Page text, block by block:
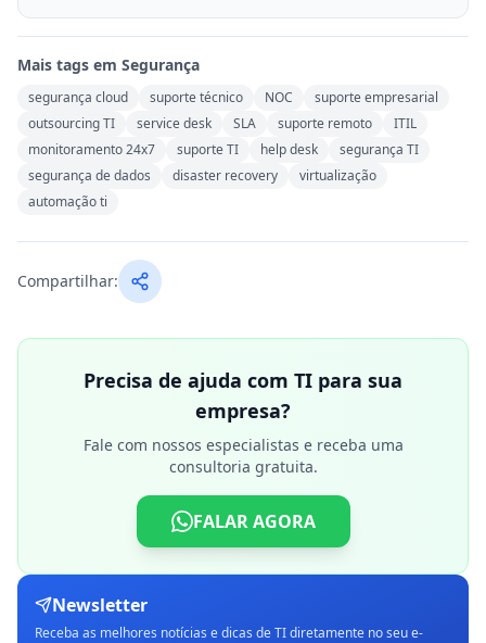
Mais tags em Segurança
segurança cloud suporte técnico NOC
suporte empresarial
outsourcing TI
service desk SLA suporte remoto
ITIL
monitoramento 24x7
suporte TI help desk
segurança TI
segurança de dados
disaster recovery
virtualização
automação ti
Compartilhar:
Precisa de ajuda com TI para sua
empresa?
Fale com nossos especialistas e receba uma
consultoria gratuita.
FALAR AGORA
Newsletter
Receba as melhores notícias e dicas de TI diretamente no seu e-